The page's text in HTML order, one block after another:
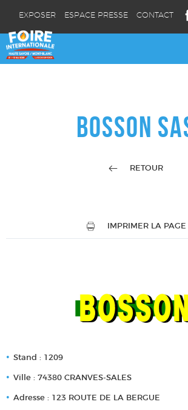
EXPOSER ESPACE PRESSE CONTACT
BOSSON
RETOUR
IMPRIMER LA PAGE
Stand : 1209
Ville : 74380 CRANVES-SALES
Adresse : 123 ROUTE DE LA BERGUE